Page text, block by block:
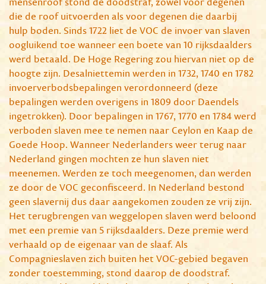
die de roof uitvoerden als voor degenen die daarbij
hulp boden. Sinds 1722 liet de VOC de invoer van slaven
oogluikend toe wanneer een boete van 10 rijksdaalders
werd betaald. De Hoge Regering zou hiervan niet op de
hoogte zijn. Desalniettemin werden in 1732, 1740 en 1782
invoerverbodsbepalingen verordonneerd (deze
bepalingen werden overigens in 1809 door Daendels
ingetrokken). Door bepalingen in 1767, 1770 en 1784 werd
verboden slaven mee te nemen naar Ceylon en Kaap de
Goede Hoop. Wanneer Nederlanders weer terug naar
Nederland gingen mochten ze hun slaven niet
meenemen. Werden ze toch meegenomen, dan werden
ze door de VOC geconfisceerd. In Nederland bestond
geen slavernij dus daar aangekomen zouden ze vrij zijn.
Het terugbrengen van weggelopen slaven werd beloond
met een premie van 5 rijksdaalders. Deze premie werd
verhaald op de eigenaar van de slaaf. Als
Compagnieslaven zich buiten het VOC-gebied begaven
zonder toestemming, stond daarop de doodstraf.